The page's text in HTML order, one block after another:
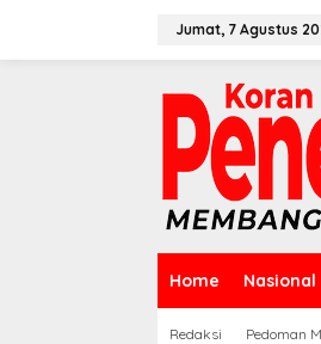
Jumat, 7 Agustus
Home Nasional
Redaksi Pedoman